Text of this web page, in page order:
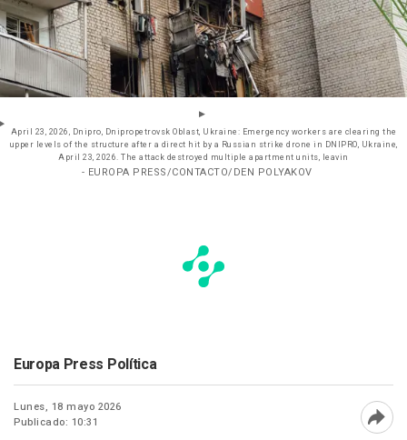
April 23, 2026, Dnipro, Dnipropetrovsk Oblast, Ukraine: Emergency workers are clearing the
upper levels of the structure after a direct hit by a Russian strike drone in DNIPRO, Ukraine,
April 23, 2026. The attack destroyed multiple apartment units, leavin
- EUROPA PRESS/CONTACTO/DEN POLYAKOV
Europa Press Política
Lunes, 18 mayo 2026
Publicado: 10:31